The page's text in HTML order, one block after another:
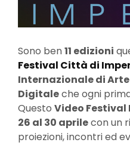
Sono ben11 edizioni
Festival Città di
Internazionale di
Digitaleche ogni
Questo Video Festival
26 al 30 aprilecon un
proiezioni, incontri ed